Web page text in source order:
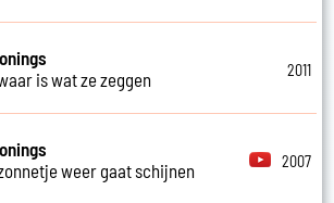
is wat ze zeggen
2011
weer gaat schijnen
2007